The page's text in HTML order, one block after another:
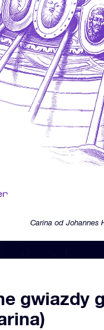
Carina od Johannes
gwiazdy